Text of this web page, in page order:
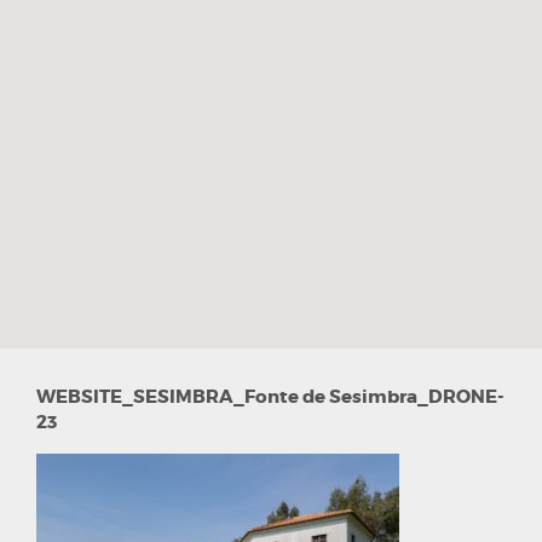
WEBSITE_SESIMBRA_Fonte de Sesimbra_DRONE-
23